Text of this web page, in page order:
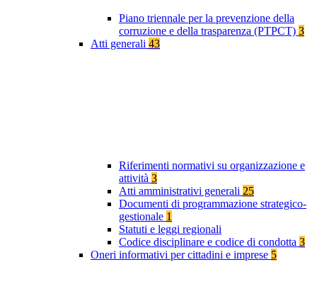
Piano triennale per la prevenzione della
corruzione e della trasparenza (PTPCT) 3
Atti generali 43
Riferimenti normativi su organizzazione e
attività 3
Atti amministrativi generali 25
Documenti di programmazione strategico-
gestionale 1
Statuti e leggi regionali
Codice disciplinare e codice di condotta 3
Oneri informativi per cittadini e imprese 5